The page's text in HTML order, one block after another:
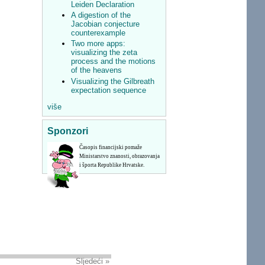
Leiden Declaration
A digestion of the
Jacobian conjecture
counterexample
Two more apps:
visualizing the zeta
process and the motions
of the heavens
Visualizing the Gilbreath
expectation sequence
više
Sponzori
Časopis financijski pomaže
Ministarstvo znanosti, obrazovanja
i športa Republike Hrvatske.
Sljedeći »